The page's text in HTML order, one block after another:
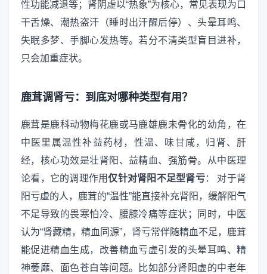
性功能减退等；肾阴虚以“热象”为核心，常见表现为口
干舌燥、潮热盗汗（睡时出汗醒后停）、头晕耳鸣、
失眠多梦、手脚心发热等。若分不清类型盲目进补，
只会加重症状。
鹿茸调肾亏：到底对哪种类型有用？
鹿茸是鹿科动物梅花鹿或马鹿雄鹿未骨化的幼角，在
中医里属温性补益药材，性温、味甘咸，归肾、肝
经，核心功效是壮肾阳、益精血、强筋骨。从中医理
论看，它的调理作用仅针对肾阳不足型肾亏： 对于肾
阳亏虚的人，鹿茸的“温性”能直接补充肾阳，缓解阳气
不足导致的畏寒怕冷、腰膝冷痛等症状；同时，中医
认为“肾藏精，精血同源”，肾亏常伴随精血不足，鹿茸
能促进精血生成，改善精血亏虚引发的头晕耳鸣、精
神萎靡、面色苍白等问题。比如部分肾阳虚的中老年